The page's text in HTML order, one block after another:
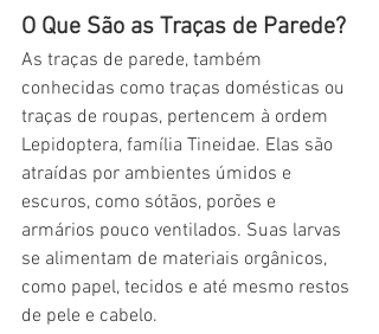
O Que São as Traças de Parede?
As traças de parede, também
conhecidas como traças domésticas ou
traças de roupas, pertencem à ordem
Lepidoptera, família Tineidae. Elas são
atraídas por ambientes úmidos e
escuros, como sótãos, porões e
armários pouco ventilados. Suas larvas
se alimentam de materiais orgânicos,
como papel, tecidos e até mesmo restos
de pele e cabelo.